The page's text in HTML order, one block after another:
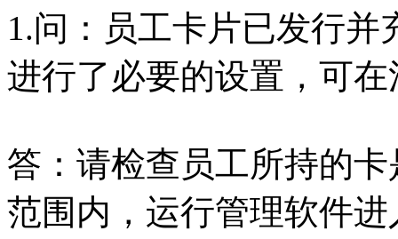
1.问：员工卡片已发行
进行了必要的设置，可
答：请检查员工所持的
范围内，运行管理软件